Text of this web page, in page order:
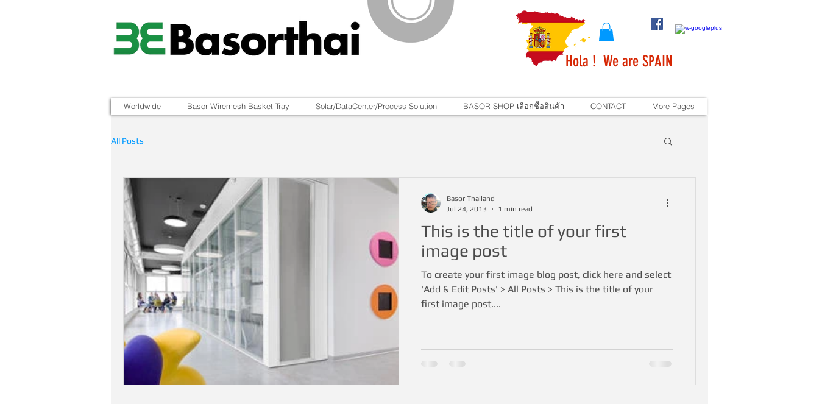
Hola ! We are SPAIN
Worldwide Basor Wiremesh Basket Tray Solar/DataCenter/Process Solution BASOR SHOP เลือกซื้อสินค้า CONTACT More Pages
All Posts
This is the title of your first
image post
To create your first image blog post, click here and select
'Add & Edit Posts' > All Posts > This is the title of your
first image post....
Basor Thailand
Jul 24, 2013
1 min read